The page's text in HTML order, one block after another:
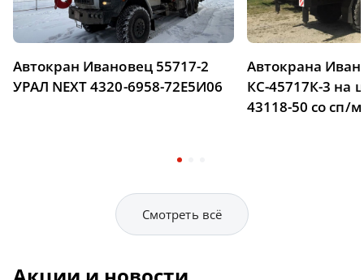
Автокран Ивановец 55717-2
УРАЛ NEXT 4320-6958-72Е5И06
Автокрана
КС-45717К-3 на
43118-50 со сп/м
Смотреть всё